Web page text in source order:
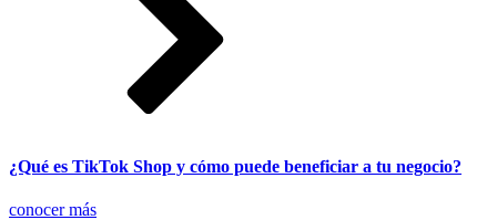
¿Qué es TikTok Shop y cómo puede beneficiar a tu negocio?
conocer más